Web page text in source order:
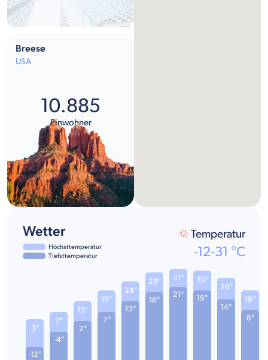
Breese
USA
10.885
Einwohner
Wetter
Höchsttemperatur
Tiefsttemperatur
Temperatur
-12-31 °C
-12°
3°
-4°
7°
2°
13°
7°
19°
13°
24°
18°
29°
21°
31°
19°
30°
14°
26°
8°
19°